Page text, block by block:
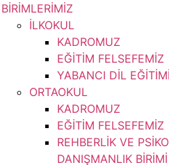
BİRİMLERİMİZ
İLKOKUL
KADROMUZ
EĞİTİM FELSEFEMİZ
YABANCI DİL EĞİTİMİ
ORTAOKUL
KADROMUZ
EĞİTİM FELSEFEMİZ
REHBERLİK VE
DANIŞMANLIK BİRİMİ